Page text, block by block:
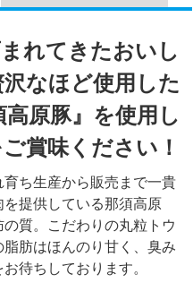
れてきたおいし
なほど使用した
原豚』を使用し
賞味ください！
ち生産から販売まで一貴
提供している那須高原
質。こだわりの丸粒トウ
肪はほんのり甘く、臭み
待ちしております。